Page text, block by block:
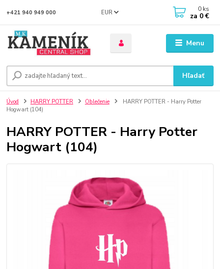
Menu
EUR
Hľadať
+421 940 949 000 0 ks
za 0 €
Úvod HARRY POTTER Oblečenie
HARRY POTTER - Harry Potter
Hogwart (104)
HARRY POTTER - Harry Potter
Hogwart (104)